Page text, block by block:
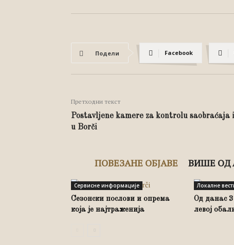
Подели Facebook
Претходни текст
Postavljene kamere za kontrolu saobraćaja i
u Borči
ПОВЕЗАНЕ ОБЈАВЕ ВИШЕ ОД
Сервисне информације
Сезонски послови и опрема
која је најтраженија
Локалне
Од данас 3
левој